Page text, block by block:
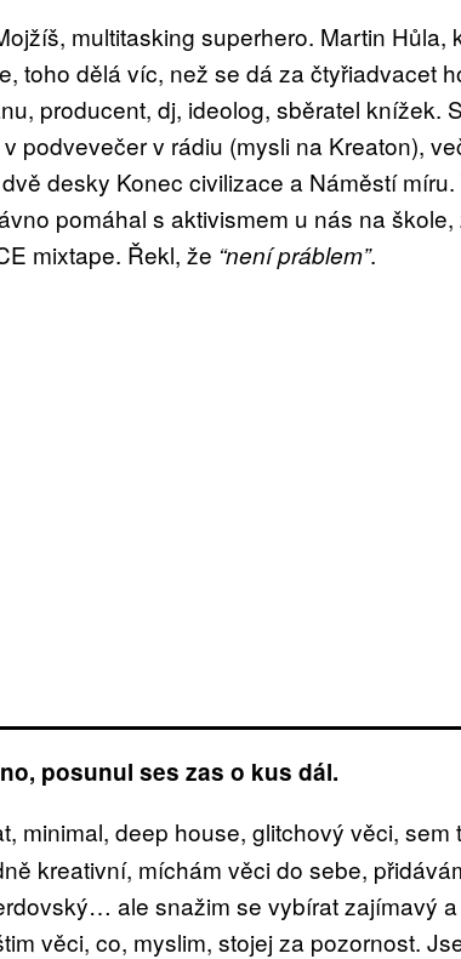
multitasking superhero. Martin Hůla,
toho dělá víc, než se dá za čtyřiadvacet
producent, dj, ideolog, sběratel knížek.
podvevečer v rádiu (mysli na Kreaton),
desky Konec civilizace a Náměstí míru.
pomáhal s aktivismem u nás na škole,
mixtape. Řekl, že “není práblem”.
posunul ses zas o kus dál.
minimal, deep house, glitchový věci, sem
kreativní, míchám věci do sebe,
ale snažim se vybírat zajímavý
věci, co, myslim, stojej za pozornost.